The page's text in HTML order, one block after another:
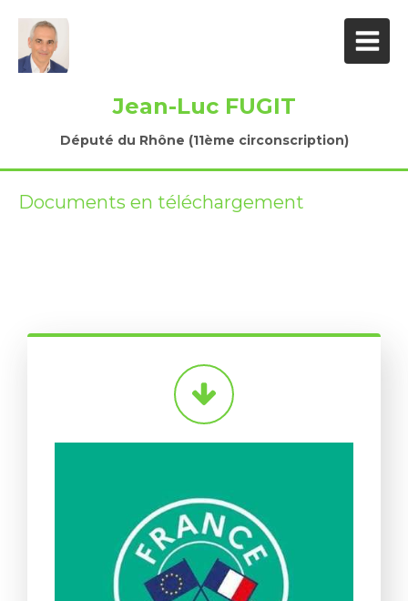
Jean-Luc FUGIT
Député du Rhône (11ème circonscription)
Documents en téléchargement